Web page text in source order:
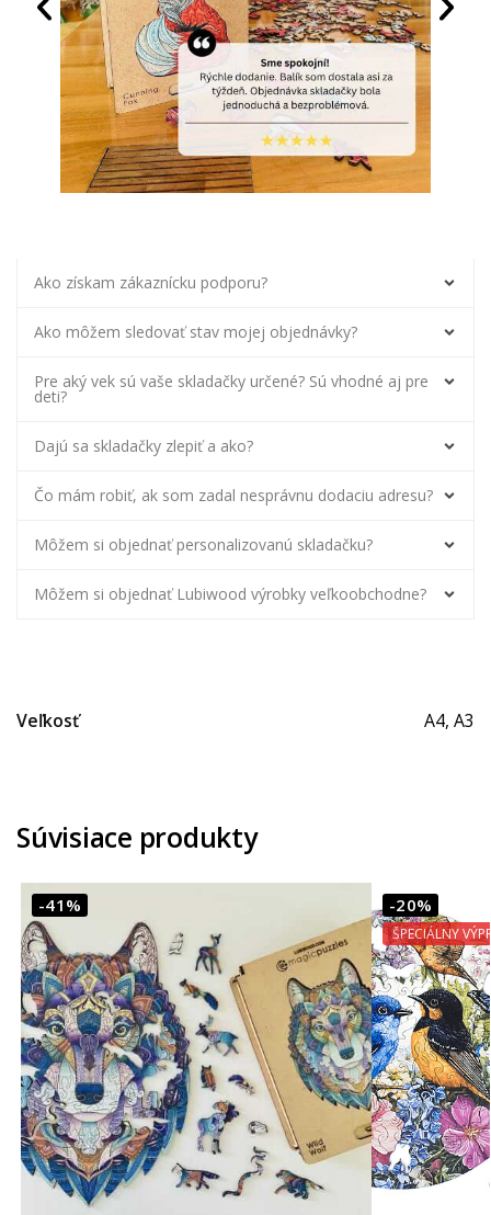
Ako získam zákaznícku podporu?
Ako môžem sledovať stav mojej objednávky?
Pre aký vek sú vaše skladačky určené? Sú vhodné aj pre
deti?
Dajú sa skladačky zlepiť a ako?
Čo mám robiť, ak som zadal nesprávnu dodaciu adresu?
Môžem si objednať personalizovanú skladačku?
Môžem si objednať Lubiwood výrobky veľkoobchodne?
Veľkosť A4, A3
Súvisiace produkty
-41% -20%
ŠPECIÁLNY